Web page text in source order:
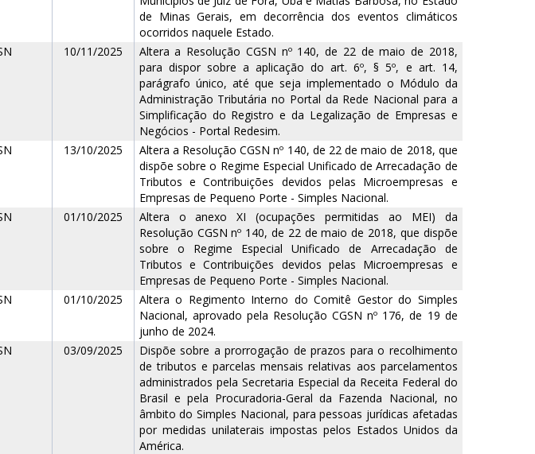
de Minas Gerais, em decorrência dos eventos climáticos
ocorridos naquele Estado.
10/11/2025
Altera a Resolução CGSN nº 140, de 22 de maio de 2018,
para dispor sobre a aplicação do art. 6º, § 5º, e art. 14,
parágrafo único, até que seja implementado o Módulo da
Administração Tributária no Portal da Rede Nacional para a
Simplificação do Registro e da Legalização de Empresas e
Negócios - Portal Redesim.
13/10/2025
Altera a Resolução CGSN nº 140, de 22 de maio de 2018, que
dispõe sobre o Regime Especial Unificado de Arrecadação de
Tributos e Contribuições devidos pelas Microempresas e
Empresas de Pequeno Porte - Simples Nacional.
01/10/2025
Altera o anexo XI (ocupações permitidas ao MEI) da
Resolução CGSN nº 140, de 22 de maio de 2018, que dispõe
sobre o Regime Especial Unificado de Arrecadação de
Tributos e Contribuições devidos pelas Microempresas e
Empresas de Pequeno Porte - Simples Nacional.
01/10/2025
Altera o Regimento Interno do Comitê Gestor do Simples
Nacional, aprovado pela Resolução CGSN nº 176, de 19 de
junho de 2024.
03/09/2025
Dispõe sobre a prorrogação de prazos para o recolhimento
de tributos e parcelas mensais relativas aos parcelamentos
administrados pela Secretaria Especial da Receita Federal do
Brasil e pela Procuradoria-Geral da Fazenda Nacional, no
âmbito do Simples Nacional, para pessoas jurídicas afetadas
por medidas unilaterais impostas pelos Estados Unidos da
América.